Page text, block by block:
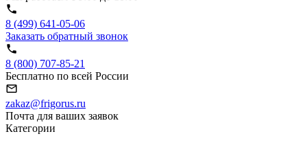
8 (499) 641-05-06
Заказать обратный звонок
8 (800) 707-85-21
Бесплатно по всей России
zakaz@frigorus.ru
Почта для ваших заявок
Категории